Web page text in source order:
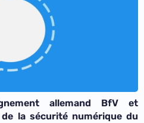
allemand BfV et
la sécurité numérique du